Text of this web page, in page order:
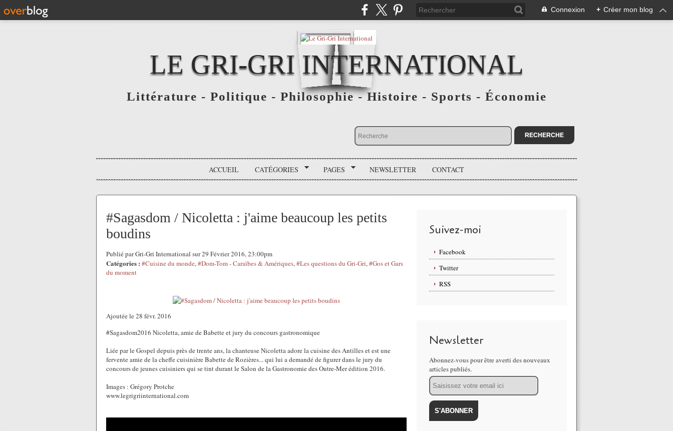
Connexion + Créer mon blog
LE GRI-GRI INTERNATIONAL
Littérature - Politique - Philosophie - Histoire - Sports - Économie
ACCUEIL CATÉGORIES PAGES NEWSLETTER CONTACT
#Sagasdom / Nicoletta : j'aime beaucoup les petits
boudins
Publié par Gri-Gri International sur 29 Février 2016, 23:00pm
Catégories : #Cuisine du monde,#Dom-Tom - Caraïbes & Amériques,#Les questions du Gri-Gri,#Gos et Gars
du moment
Ajoutée le 28 févr. 2016
#Sagasdom2016 Nicoletta, amie de Babette et jury du concours gastronomique
Liée par le Gospel depuis près de trente ans, la chanteuse Nicoletta adore la cuisine des Antilles et est une
fervente amie de la cheffe cuisinière Babette de Rozières... qui lui a demandé de figurer dans le jury du
concours de jeunes cuisiniers qui se tint durant le Salon de la Gastronomie des Outre-Mer édition 2016.
Images : Grégory Protche
www.legrigriinternational.com
Suivez-moi
Facebook
Twitter
RSS
Newsletter
Abonnez-vous pour être averti des nouveaux
articles publiés.
Email